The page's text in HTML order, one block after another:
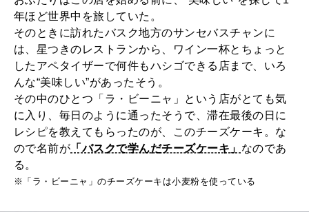
年ほど世界中を旅していた。
そのときに訪れたバスク地方のサンセバスチャンに
は、星つきのレストランから、ワイン一杯とちょっと
したアペタイザーで何件もハシゴできる店まで、いろ
んな“美味しい”があったそう。
その中のひとつ「ラ・ビーニャ」という店がとても気
に入り、毎日のように通ったそうで、滞在最後の日に
レシピを教えてもらったのが、このチーズケーキ。な
ので名前が 「バスクで学んだチーズケーキ」 なのであ
る。
※「ラ・ビーニャ」のチーズケーキは小麦粉を使っている